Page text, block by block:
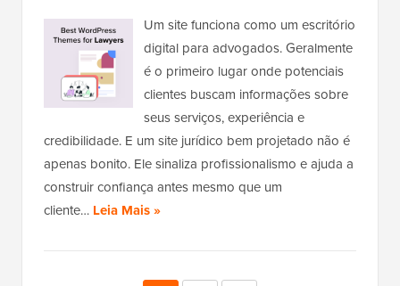
Um site funciona como um escritório
digital para advogados. Geralmente
é o primeiro lugar onde potenciais
clientes buscam informações sobre
seus serviços, experiência e
credibilidade. E um site jurídico bem projetado não é
apenas bonito. Ele sinaliza profissionalismo e ajuda a
construir confiança antes mesmo que um
cliente… Leia Mais »